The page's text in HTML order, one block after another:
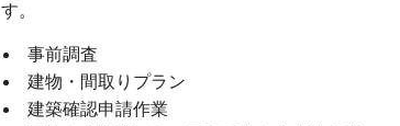
す。
事前調査
建物・間取りプラン
建築確認申請作業